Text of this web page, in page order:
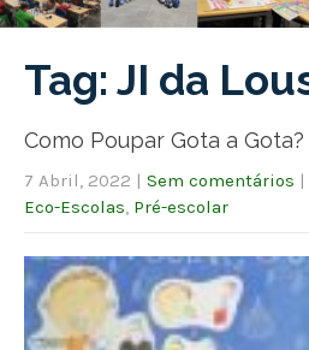
Tag: JI da
Como Poupar Gota a Gota?
7 Abril, 2022 | Sem comentários
Eco-Escolas Pré-escolar